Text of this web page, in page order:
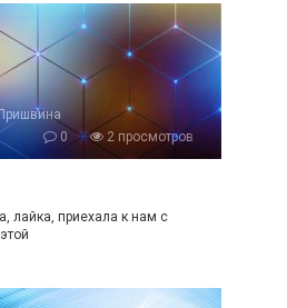
0
2 просмотров
лайка, приехала к нам с